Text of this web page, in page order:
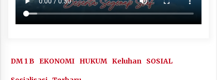
DM 1 B EKONOMI HUKUM Keluhan SOSIAL